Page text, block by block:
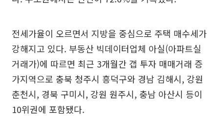
전세가율이 오르면서 지방을 중심으로 주택 매수세가
강해지고 있다. 부동산 빅데이터업체 아실(아파트실
거래가)에 따르면 최근 3개월간 갭 투자 매매거래 증
가지역으로 충북 청주시 흥덕구와 경남 김해시, 강원
춘천시, 경북 구미시, 강원 원주시, 충남 아산시 등이
10위권에 포함됐다.